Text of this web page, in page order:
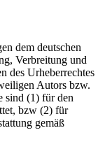
dem deutschen
Verbreitung und
des Urheberrechtes
Autors bzw.
sind (1) für den
bzw (2) für
gemäß